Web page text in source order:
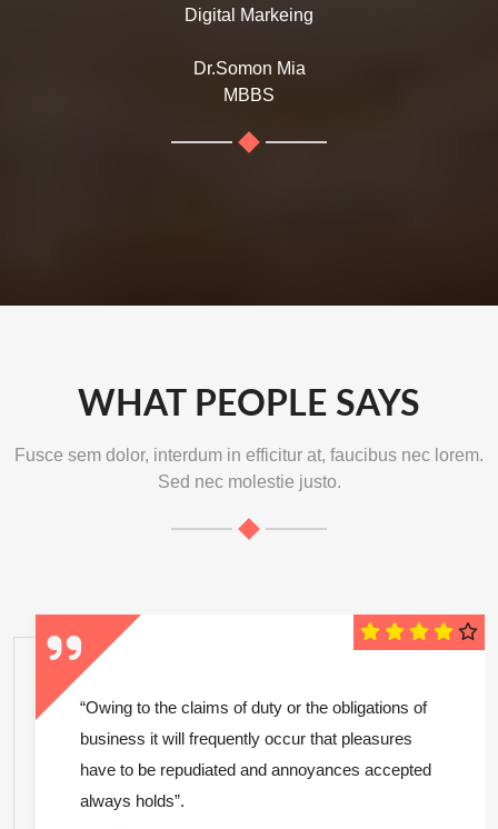
Digital Markeing
Dr.Somon Mia
MBBS
WHAT PEOPLE SAYS
Fusce sem dolor, interdum in efficitur at, faucibus nec lorem.
Sed nec molestie justo.
“Owing to the claims of duty or the obligations of
business it will frequently occur that pleasures
have to be repudiated and annoyances accepted
always holds”.